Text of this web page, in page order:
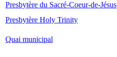
Presbytère du Sacré-Coeur-de-Jésus
Presbytère Holy Trinity
Quai municipal